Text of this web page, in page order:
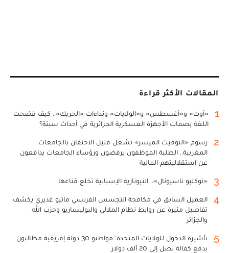
المقالات الأكثر قراءة
1
«أوت» و«أغسطس» و«الولايات» ونداءات «الحريك».. كيف فضحت
اللغة بصمات الأجهزة العسكرية الجزائرية في أحداث سبتة؟
2
رسوم «التوقيت الميسر» تشعل فتيل الاحتقان بالجامعات
المغربية.. الطلبة الموظفون يرفضون ورؤساء الجامعات يدافعون
عن استقلاليتهم المالية
3 «نوكليو ناسيونال».. النيونازية الإسبانية تخلع قناعها
4
العميل السابق في مكافحة التجسس الفرنسي ماثيو غديري يكشف
تفاصيل مثيرة عن روابط نظام الملالي والبوليساريو وحزب الله
والجزائر
5
تأشيرة الدخول للولايات المتحدة: مواطنو 30 دولة إفريقية مطالبون
بدفع كفالة تصل إلى 20 ألف دولار